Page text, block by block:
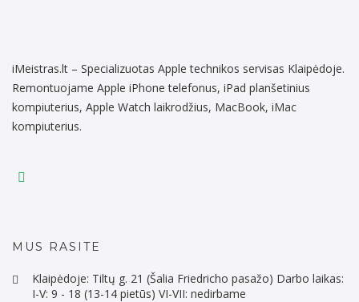
iMeistras.lt – Specializuotas Apple technikos servisas Klaipėdoje.
Remontuojame Apple iPhone telefonus, iPad planšetinius
kompiuterius, Apple Watch laikrodžius, MacBook, iMac
kompiuterius.
MUS RASITE
Klaipėdoje: Tiltų g. 21 (Šalia Friedricho pasažo) Darbo laikas:
I-V: 9 - 18 (13-14 pietūs) VI-VII: nedirbame